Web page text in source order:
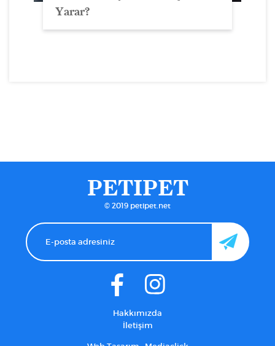
Yarar?
PETIPET
© 2019 petipet.net
Hakkımızda
İletişim